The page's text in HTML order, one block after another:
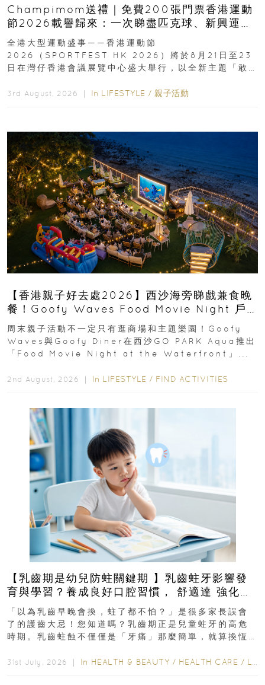
Champimom送禮｜免費200張門票香港運動
節2026載譽歸來：一次睇盡匹克球、新興運
動、街舞比賽＋逾百運動品牌展覽
全港大型運動盛事——香港運動節
2026（SPORTFEST HK 2026）將於8月21日至23
日在灣仔香港會議展覽中心盛大舉行，以全新主題「敢
3rd August, 2026 ｜ In LIFESTYLE / 親子活動
【香港親子好去處2026】西沙海旁睇戲兼食晚
餐！Goofy Waves Food Movie Night 戶
外影院逢週末登場
周末親子活動不一定只有逛商場和主題樂園！Goofy
Waves與Goofy Diner在西沙GO PARK Aqua推出
「Food Movie Night at the Waterfront」...
2nd August, 2026 ｜ In LIFESTYLE / FIND ACTIVITIES
【乳齒期是幼兒防蛀關鍵期 】乳齒蛀牙影響發
育與學習？養成良好口腔習慣， 舒適達 強化琺
瑯質 兒童牙膏防護指南
「以為乳齒早晚會換，蛀了都不怕？」是很多家長誤會
了的護齒大忌！您知道嗎？乳齒期正是兒童蛀牙的高危
時期。乳齒蛀蝕不僅僅是「牙痛」那麼簡單，就算換恆
31st July, 2026 ｜ In HEALTH & BEAUTY / HEALTH CARE / LIFESTYLE